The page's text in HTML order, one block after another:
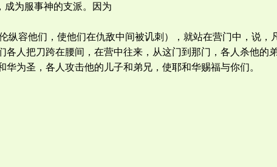
为服事神的支派。因为
容他们，使他们在仇敌中间被讥刺），就站在营门中，说
各人把刀跨在腰间，在营中往来，从这门到那门，各人杀他
为圣，各人攻击他的儿子和弟兄，使耶和华赐福与你们。